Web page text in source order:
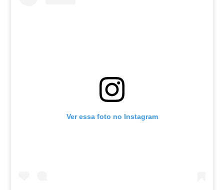
Ver essa foto no Instagram